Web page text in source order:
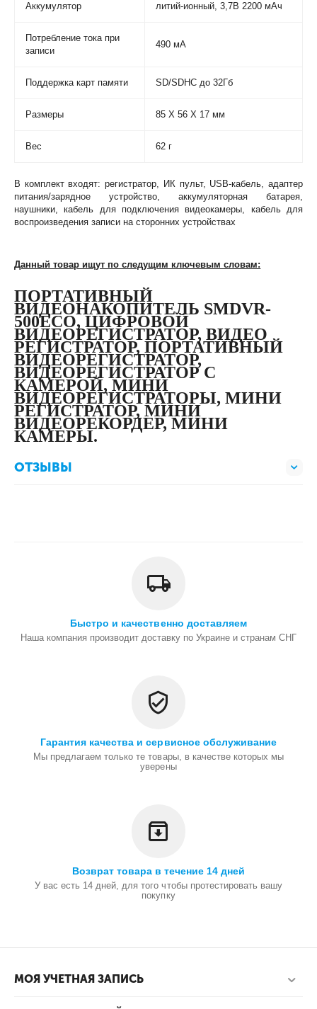
Аккумулятор литий-ионный, 3,7В 2200 мАч
Потребление тока при
записи
490 мА
Поддержка карт памяти SD/SDHC до 32Гб
Размеры 85 X 56 X 17 мм
Вес 62 г
В комплект входят: регистратор, ИК пульт, USB-кабель, адаптер
питания/зарядное устройство, аккумуляторная батарея,
наушники, кабель для подключения видеокамеры, кабель для
воспроизведения записи на сторонних устройствах
Данный товар ищут по следущим ключевым словам:
ПОРТАТИВНЫЙ
ВИДЕОНАКОПИТЕЛЬ SMDVR-
500ECO, ЦИФРОВОЙ
ВИДЕОРЕГИСТРАТОР, ВИДЕО
РЕГИСТРАТОР, ПОРТАТИВНЫЙ
ВИДЕОРЕГИСТРАТОР,
ВИДЕОРЕГИСТРАТОР С
КАМЕРОЙ, МИНИ
ВИДЕОРЕГИСТРАТОРЫ, МИНИ
РЕГИСТРАТОР, МИНИ
ВИДЕОРЕКОРДЕР, МИНИ
КАМЕРЫ.
ОТЗЫВЫ
Быстро и качественно доставляем
Наша компания производит доставку по Украине и странам СНГ
Гарантия качества и сервисное обслуживание
Мы предлагаем только те товары, в качестве которых мы
уверены
Возврат товара в течение 14 дней
У вас есть 14 дней, для того чтобы протестировать вашу
покупку
МОЯ УЧЕТНАЯ ЗАПИСЬ